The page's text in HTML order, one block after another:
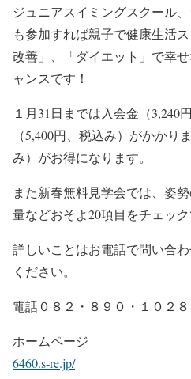
ジュニアスイミングスクール
も参加すれば親子で健康生活
改善」、「ダイエット」で幸
ャンスです！
１月31日までは入会金（3,240
（5,400円、税込み）がかかり
み）がお得になります。
また新春無料見学会では、姿
量などおそよ20項目をチェック
詳しいことはお電話で問い合
ください。
電話０８２・８９０・１０２８
ホームページ
6460.s-re.jp/